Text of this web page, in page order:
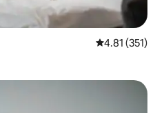
평점 4.81점(5
4.81 (351)